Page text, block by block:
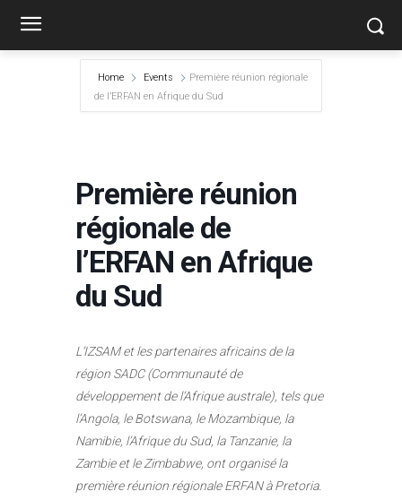
Home Events
Première réunion régionale
de l’ERFAN en Afrique du Sud
Première réunion
régionale de
l’ERFAN en Afrique
du Sud
L’IZSAM et les partenaires africains de la
région SADC (Communauté de
développement de l’Afrique australe), tels que
l’Angola, le Botswana, le Mozambique, la
Namibie, l’Afrique du Sud, la Tanzanie, la
Zambie et le Zimbabwe, ont organisé la
première réunion régionale ERFAN à Pretoria.